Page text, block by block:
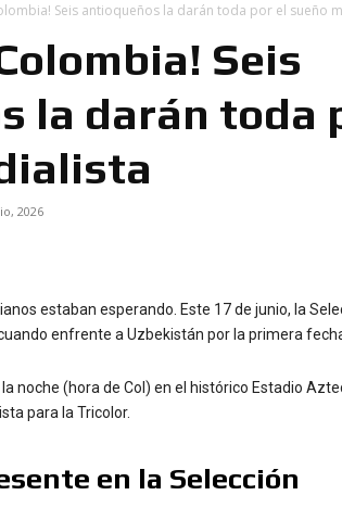
Seis antioqueños la darán toda por el sueño
Seis
la darán toda
2026
estaban esperando. Este 17 de junio, la
enfrente a Uzbekistán por la primera
noche (hora de Col) en el histórico Estadio
para la Tricolor.
en la Selección